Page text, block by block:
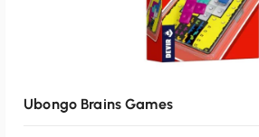
Ubongo Brains Games